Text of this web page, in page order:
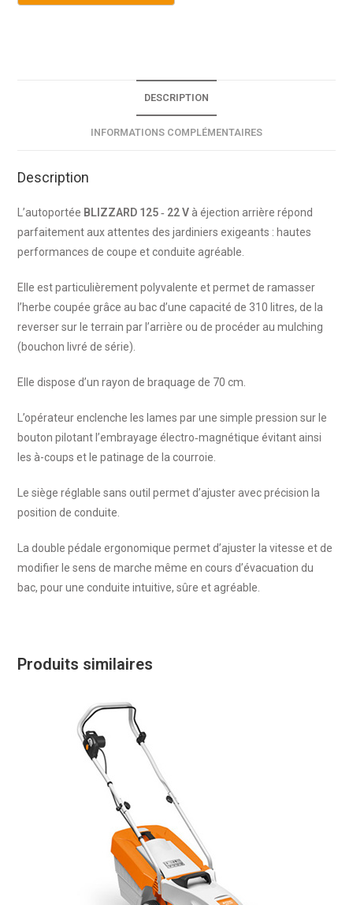
DESCRIPTION
INFORMATIONS COMPLÉMENTAIRES
Description
L’autoportée BLIZZARD 125 ‐ 22 V à éjection arrière répond
parfaitement aux attentes des jardiniers exigeants : hautes
performances de coupe et conduite agréable.
Elle est particulièrement polyvalente et permet de ramasser
l’herbe coupée grâce au bac d’une capacité de 310 litres, de la
reverser sur le terrain par l’arrière ou de procéder au mulching
(bouchon livré de série).
Elle dispose d’un rayon de braquage de 70 cm.
L’opérateur enclenche les lames par une simple pression sur le
bouton pilotant l’embrayage électro‐magnétique évitant ainsi
les à-coups et le patinage de la courroie.
Le siège réglable sans outil permet d’ajuster avec précision la
position de conduite.
La double pédale ergonomique permet d’ajuster la vitesse et de
modifier le sens de marche même en cours d’évacuation du
bac, pour une conduite intuitive, sûre et agréable.
Produits similaires